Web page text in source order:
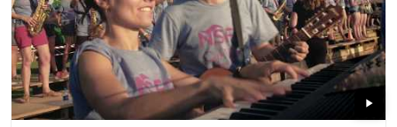
play_arrow